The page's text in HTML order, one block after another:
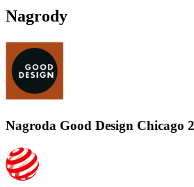
Nagrody
Nagroda Good Design Chicago